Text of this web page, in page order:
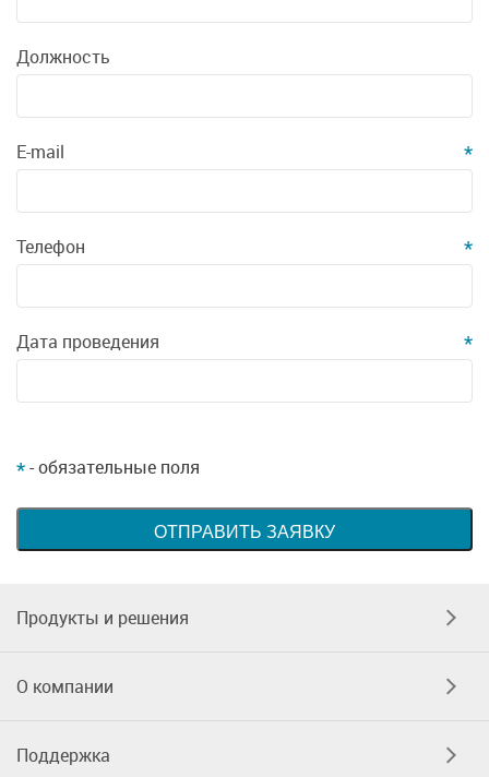
Должность
E-mail *
Телефон *
Дата проведения *
*- обязательные поля
Продукты и решения
О компании
Поддержка